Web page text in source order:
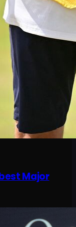
Major